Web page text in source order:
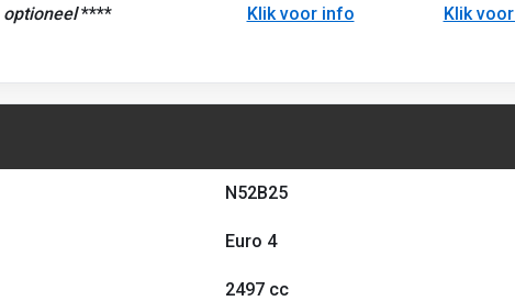
optioneel**** Klik voor info Klik
N52B25
Euro 4
2497 cc